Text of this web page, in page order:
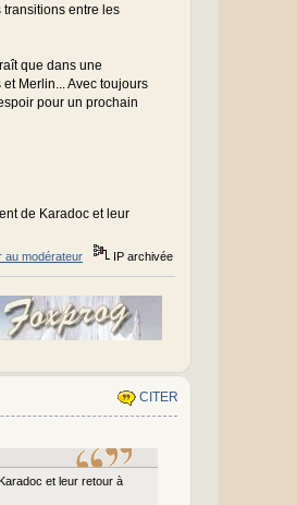
entre les
que dans une
Merlin... Avec toujours
pour un prochain
de Karadoc et leur
au modérateur IP archivée
CITER
et leur retour à